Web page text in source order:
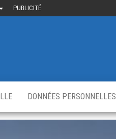
PUBLICITÉ
DONNÉES PERSONNELLES